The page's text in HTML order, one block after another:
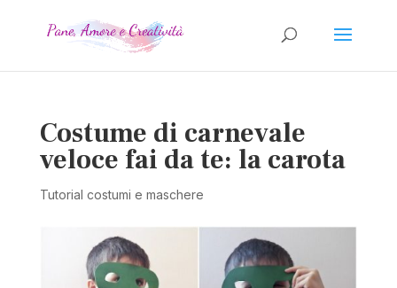
Costume di carnevale
veloce fai da te: la carota
Tutorial costumi e maschere